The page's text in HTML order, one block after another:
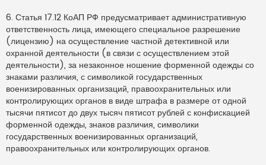
6. Статья 17.12 КоАП РФ предусматривает административную
ответственность лица, имеющего специальное разрешение
(лицензию) на осуществление частной детективной или
охранной деятельности (в связи с осуществлением этой
деятельности), за незаконное ношение форменной одежды со
знаками различия, с символикой государственных
военизированных организаций, правоохранительных или
контролирующих органов в виде штрафа в размере от одной
тысячи пятисот до двух тысяч пятисот рублей с конфискацией
форменной одежды, знаков различия, символики
государственных военизированных организаций,
правоохранительных или контролирующих органов.